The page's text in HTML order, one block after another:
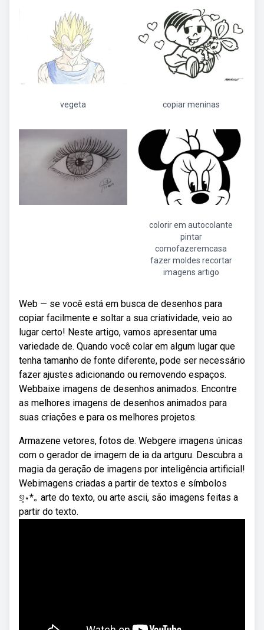
vegeta copiar meninas
colorir em autocolante
pintar
comofazeremcasa
fazer moldes recortar
imagens artigo
Web — se você está em busca de desenhos para
copiar facilmente e soltar a sua criatividade, veio ao
lugar certo! Neste artigo, vamos apresentar uma
variedade de. Quando você colar em algum lugar que
tenha tamanho de fonte diferente, pode ser necessário
fazer ajustes adicionando ou removendo espaços.
Webbaixe imagens de desenhos animados. Encontre
as melhores imagens de desenhos animados para
suas criações e para os melhores projetos.
Armazene vetores, fotos de. Webgere imagens únicas
com o gerador de imagem de ia da artguru. Descubra a
magia da geração de imagens por inteligência artificial!
Webimagens criadas a partir de textos e símbolos
୭̥⋆*｡ arte do texto, ou arte ascii, são imagens feitas a
partir do texto.